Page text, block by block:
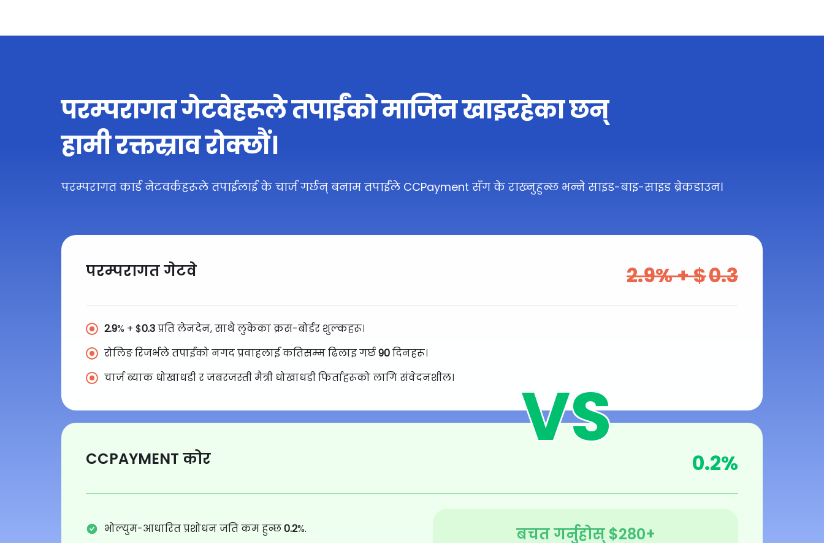
परम्परागत गेटवेहरूले तपाईंको मार्जिन खाइरहेका छन्
हामी रक्तस्राव रोक्छौं।
परम्परागत कार्ड नेटवर्कहरूले तपाईंलाई के चार्ज गर्छन् बनाम तपाईंले CCPayment सँग के राख्नुहुन्छ भन्ने साइड-बाइ-साइड ब्रेकडाउन।
परम्परागत गेटवे 2.9% + $0.3
2.9% + $0.3प्रति लेनदेन, साथै लुकेका क्रस-बोर्डर शुल्कहरू।
रोलिङ रिजर्भले तपाईंको नगद प्रवाहलाई कतिसम्म ढिलाइ गर्छ90दिनहरू।
चार्ज ब्याक धोखाधडी र जबरजस्ती मैत्री धोखाधडी फिर्ताहरूको लागि संवेदनशील।
CCPAYMENT कोर 0.2%
भोल्युम-आधारित प्रशोधन जति कम हुन्छ0.2%. बचत गर्नुहोस् $280+